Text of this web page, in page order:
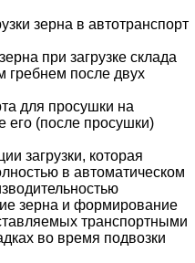
зерна в автотранспорт
при загрузке склада
гребнем после двух
для просушки на
его (после просушки)
загрузки, которая
в автоматическом
зерна и формирование
транспортными
во время подвозки